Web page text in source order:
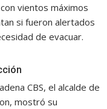
vientos máximos
si fueron alertados
de evacuar.
CBS, el alcalde de
mostró su